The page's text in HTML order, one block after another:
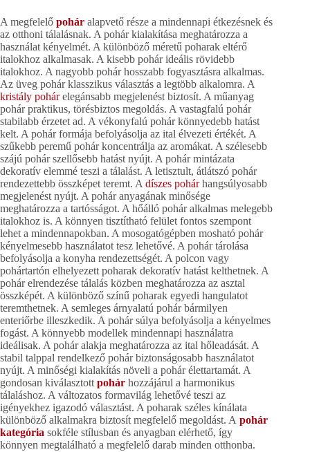
A megfelelő pohár alapvető része a mindennapi étkezésnek és
az otthoni tálalásnak. A pohár kialakítása meghatározza a
használat kényelmét. A különböző méretű poharak eltérő
italokhoz alkalmasak. A kisebb pohár ideális rövidebb
italokhoz. A nagyobb pohár hosszabb fogyasztásra alkalmas.
Az üveg pohár klasszikus választás a legtöbb alkalomra. A
kristály pohárelegánsabb megjelenést biztosít. A műanyag
pohár praktikus, törésbiztos megoldás. A vastagfalú pohár
stabilabb érzetet ad. A vékonyfalú pohár könnyedebb hatást
kelt. A pohár formája befolyásolja az ital élvezeti értékét. A
szűkebb peremű pohár koncentrálja az aromákat. A szélesebb
szájú pohár szellősebb hatást nyújt. A pohár mintázata
dekoratív elemmé teszi a tálalást. A letisztult, átlátszó pohár
rendezettebb összképet teremt. Adíszes pohárhangsúlyosabb
megjelenést nyújt. A pohár anyagának minősége
meghatározza a tartósságot. A hőálló pohár alkalmas melegebb
italokhoz is. A könnyen tisztítható felület fontos szempont
lehet a mindennapokban. A mosogatógépben mosható pohár
kényelmesebb használatot tesz lehetővé. A pohár tárolása
befolyásolja a konyha rendezettségét. A polcon vagy
pohártartón elhelyezett poharak dekoratív hatást kelthetnek. A
pohár elrendezése tálalás közben meghatározza az asztal
összképét. A különböző színű poharak egyedi hangulatot
teremthetnek. A semleges árnyalatú pohár bármilyen
enteriőrbe illeszkedik. A pohár súlya befolyásolja a kényelmes
fogást. A könnyebb modellek mindennapi használatra
ideálisak. A pohár alakja meghatározza az ital hőleadását. A
stabil talppal rendelkező pohár biztonságosabb használatot
nyújt. A minőségi kialakítás növeli a pohár élettartamát. A
gondosan kiválasztottpohár hozzájárul a harmonikus
tálaláshoz. A változatos formavilág lehetővé teszi az
igényekhez igazodó választást. A poharak széles kínálata
különböző alkalmakra biztosít megfelelő megoldást. A pohár
kategória sokféle stílusban és anyagban elérhető, így
könnyen megtalálható a megfelelő darab minden otthonba.